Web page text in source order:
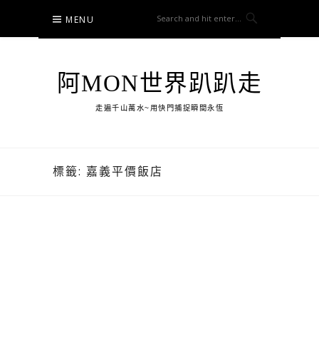
content
MENU
阿MON世界趴趴走
走遍千山萬水~用快門捕捉瞬間永恆
標籤: 嘉義平價飯店